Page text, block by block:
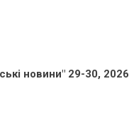
новини" 29-30, 2026